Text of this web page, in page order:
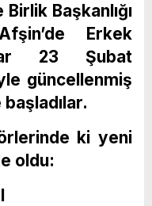
Başkanlığı
Erkek
23 Şubat
güncellenmiş
ki yeni
oldu: